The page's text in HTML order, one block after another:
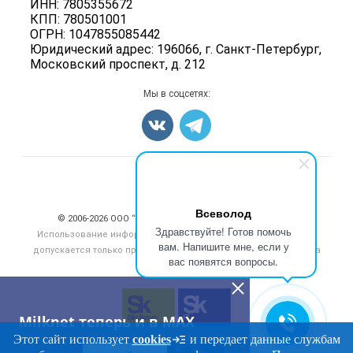
Всеволод
Здравствуйте! Готов помочь
вам. Напишите мне, если у
вас появятся вопросы.
Milknet теперь и в MAX
ИНН: 7805355672
КПП: 780501001
ОГРН: 1047855085442
Юридический адрес: 196066, г. Санкт-Петербург,
Московский проспект, д. 212
Карта объявлений
Мы в соцсетях:
© 2006‑2026 ООО “Инлайн”. 12+ Все права защищены.
Использование информации, размещенной на данном сайте,
допускается только при размещении активной гиперссылки на
milknet.ru
Этот сайт использует cookies
и передает данные службам